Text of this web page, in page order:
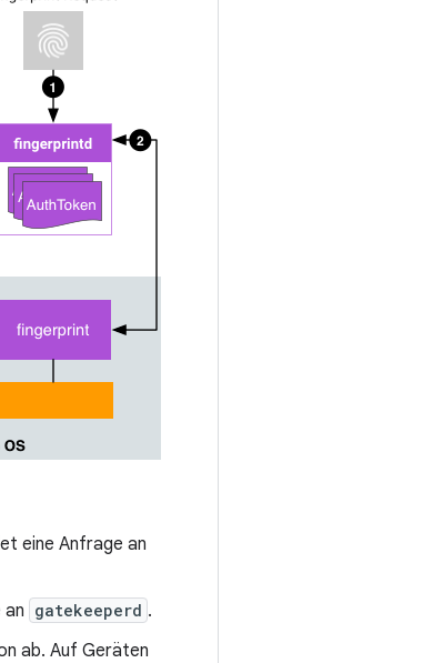
eine Anfrage an
an gatekeeperd .
ab. Auf Geräten